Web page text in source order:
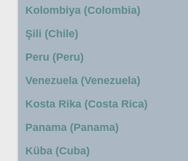
Kolombiya (Colombia)
Şili (Chile)
Peru (Peru)
Venezuela (Venezuela)
Kosta Rika (Costa Rica)
Panama (Panama)
Küba (Cuba)